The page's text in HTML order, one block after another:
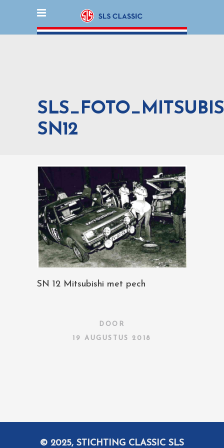
SN12
SN 12 Mitsubishi met pech
DOOR
19 AUGUSTUS 2018
© 2025, STICHTING CLASSIC SLS